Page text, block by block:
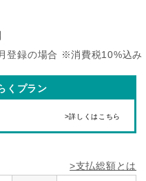
登録の場合 ※消費税10%込み
くプラン
>詳しくはこちら
>支払総額とは